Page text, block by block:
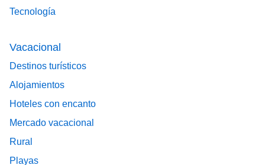
Tecnología
Vacacional
Destinos turísticos
Alojamientos
Hoteles con encanto
Mercado vacacional
Rural
Playas